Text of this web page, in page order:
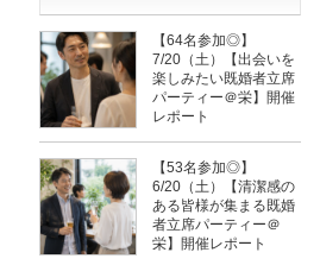
【64名参加◎】
7/20（土）【出会いを
楽しみたい既婚者立席
パーティー＠栄】開催
レポート
【53名参加◎】
6/20（土）【清潔感の
ある皆様が集まる既婚
者立席パーティー＠
栄】開催レポート